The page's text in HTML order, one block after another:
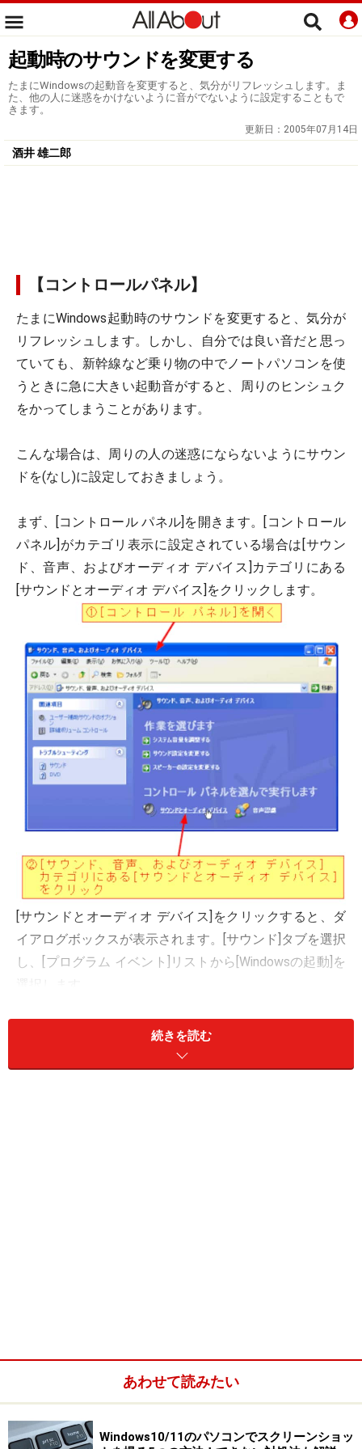
起動時のサウンドを変更する
たまにWindowsの起動音を変更すると、気分がリフレッシュします。ま
た、他の人に迷惑をかけないように音がでないように設定することもで
きます。
更新日： 2005年07月14日
酒井 雄二郎
【コントロールパネル】
たまにWindows起動時のサウンドを変更すると、気分が
リフレッシュします。しかし、自分では良い音だと思っ
ていても、新幹線など乗り物の中でノートパソコンを使
うときに急に大きい起動音がすると、周りのヒンシュク
をかってしまうことがあります。
こんな場合は、周りの人の迷惑にならないようにサウン
ドを(なし)に設定しておきましょう。
まず、[コントロール パネル]を開きます。[コントロール
パネル]がカテゴリ表示に設定されている場合は[サウン
ド、音声、およびオーディオ デバイス]カテゴリにある
[サウンドとオーディオ デバイス]をクリックします。
[サウンドとオーディオ デバイス]をクリックすると、ダ
イアログボックスが表示されます。[サウンド]タブを選択
し、[プログラム イベント]リストから[Windowsの起動]を
ることができます。既定のサウンドファイルは[Windows]
フォルダ内の[Media]フォルダに保存されていますが、[参
ファイルも指定できます。
続きを読む
あわせて読みたい
Windows10/11のパソコンでスクリーンショッ